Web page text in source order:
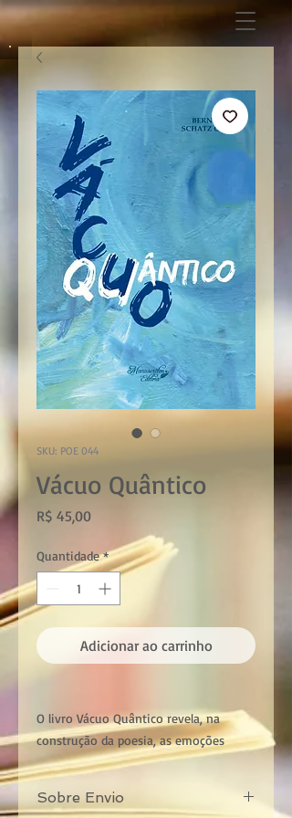
SKU: POE 044
Vácuo Quântico
R$ 45,00Preço
Quantidade *
Adicionar ao carrinho
O livro Vácuo Quântico revela, na
construção da poesia, as emoções
cotidianas que oscilam, aos saltos, nos
evocando metáforas para se projetar. É
Sobre Envio